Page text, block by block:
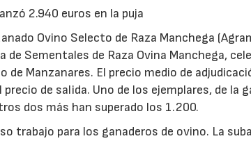
2.940 euros en la puja
Ovino Selecto de Raza Manchega
Sementales de Raza Ovina Manchega,
de Manzanares. El precio medio de
de salida. Uno de los ejemplares, de la
dos más han superado los 1.200.
trabajo para los ganaderos de ovino. La